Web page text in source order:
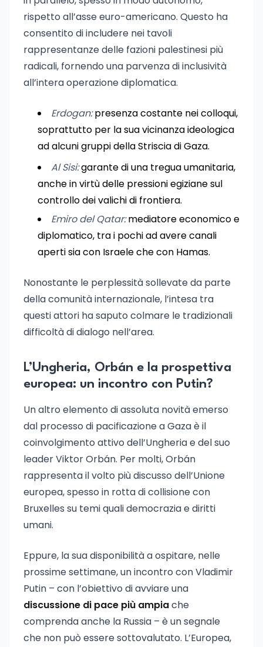
rispetto all’asse euro-americano. Questo ha
consentito di includere nei tavoli
rappresentanze delle fazioni palestinesi più
radicali, fornendo una parvenza di inclusività
all’intera operazione diplomatica.
Erdogan:presenza costante nei colloqui,
soprattutto per la sua vicinanza ideologica
ad alcuni gruppi della Striscia di Gaza.
Al Sisi:garante di una tregua umanitaria,
anche in virtù delle pressioni egiziane sul
controllo dei valichi di frontiera.
Emiro del Qatar:mediatore economico e
diplomatico, tra i pochi ad avere canali
aperti sia con Israele che con Hamas.
Nonostante le perplessità sollevate da parte
della comunità internazionale, l’intesa tra
questi attori ha saputo colmare le tradizionali
difficoltà di dialogo nell’area.
L’Ungheria, Orbán e la prospettiva
europea: un incontro con Putin?
Un altro elemento di assoluta novità emerso
dal processo di pacificazione a Gaza è il
coinvolgimento attivo dell’Ungheria e del suo
leader Viktor Orbán. Per molti, Orbán
rappresenta il volto più discusso dell’Unione
europea, spesso in rotta di collisione con
Bruxelles su temi quali democrazia e diritti
umani.
Eppure, la sua disponibilità a ospitare, nelle
prossime settimane, un incontro con Vladimir
Putin – con l’obiettivo di avviare una
discussione di pace più ampiache
comprenda anche la Russia – è un segnale
che non può essere sottovalutato. L’Europea,